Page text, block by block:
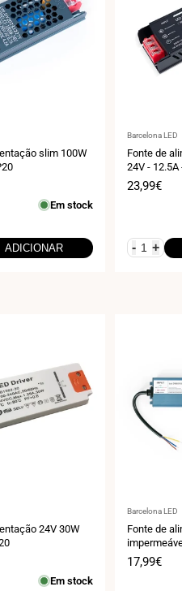
slim 100W
Em stock
ADICIONAR
Fornecedor:
Barcelona LED
Fonte de
24V -
Preço
23,99€
- +
24V 30W
Em stock
Fornecedor:
Barcelona LED
Fonte de
4,2A - IP67
Preço
17,99€